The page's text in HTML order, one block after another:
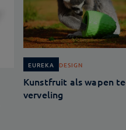
EUREKA DESIGN
Kunstfruit als wapen
verveling